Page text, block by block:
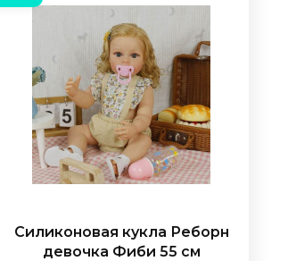
Силиконовая кукла Реборн
девочка Фиби 55 см